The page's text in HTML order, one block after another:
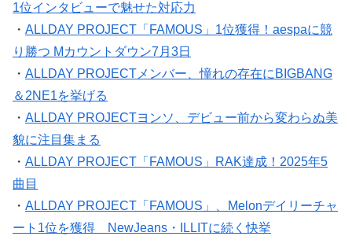
1位インタビューで魅せた対応力
・ ALLDAY PROJECT「FAMOUS」1位獲得！aespaに競
り勝つ Mカウントダウン7月3日
・ ALLDAY PROJECTメンバー、憧れの存在にBIGBANG
＆2NE1を挙げる
・ ALLDAY PROJECTヨンソ、デビュー前から変わらぬ美
貌に注目集まる
・ ALLDAY PROJECT「FAMOUS」RAK達成！2025年5
曲目
・ ALLDAY PROJECT「FAMOUS」、Melonデイリーチャ
ート1位を獲得 NewJeans・ILLITに続く快挙